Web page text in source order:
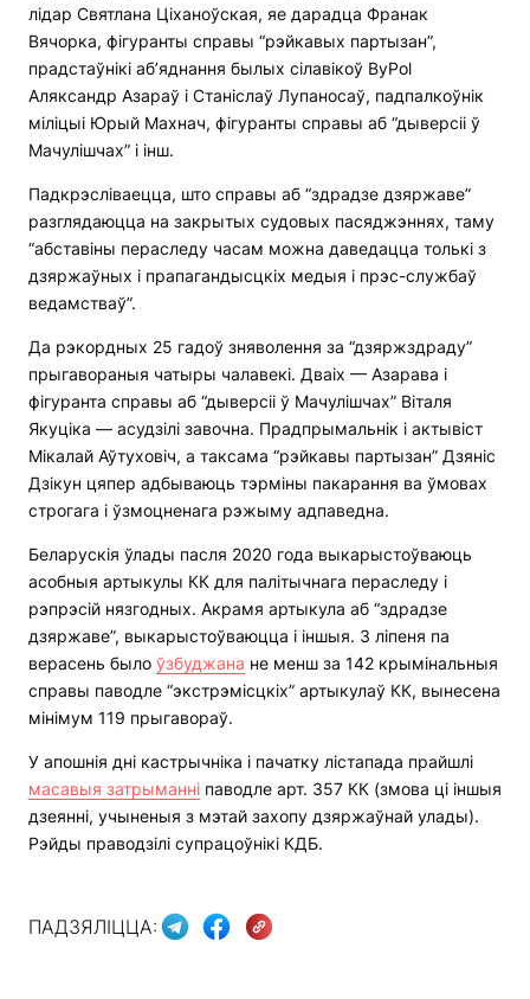
лідар Святлана Ціханоўская, яе дарадца Франак
Вячорка, фігуранты справы “рэйкавых партызан”,
прадстаўнікі аб’яднання былых сілавікоў ByPol
Аляксандр Азараў і Станіслаў Лупаносаў, падпалкоўнік
міліцыі Юрый Махнач, фігуранты справы аб “дыверсіі ў
Мачулішчах” і інш.
Падкрэсліваецца, што справы аб “здрадзе дзяржаве”
разглядаюцца на закрытых судовых пасяджэннях, таму
“абставіны пераследу часам можна даведацца толькі з
дзяржаўных і прапагандысцкіх медыя і прэс-службаў
ведамстваў”.
Да рэкордных 25 гадоў зняволення за “дзяржздраду”
прыгавораныя чатыры чалавекі. Дваіх — Азарава і
фігуранта справы аб “дыверсіі ў Мачулішчах” Віталя
Якуціка — асудзілі завочна. Прадпрымальнік і актывіст
Мікалай Аўтуховіч, а таксама “рэйкавы партызан” Дзяніс
Дзікун цяпер адбываюць тэрміны пакарання ва ўмовах
строгага і ўзмоцненага рэжыму адпаведна.
Беларускія ўлады пасля 2020 года выкарыстоўваюць
асобныя артыкулы КК для палітычнага пераследу і
рэпрэсій нязгодных. Акрамя артыкула аб “здрадзе
дзяржаве”, выкарыстоўваюцца і іншыя. З ліпеня па
верасень было ўзбуджана не менш за 142 крымінальныя
справы паводле “экстрэмісцкіх” артыкулаў КК, вынесена
мінімум 119 прыгавораў.
У апошнія дні кастрычніка і пачатку лістапада прайшлі
масавыя затрыманні паводле арт. 357 КК (змова ці іншыя
дзеянні, учыненыя з мэтай захопу дзяржаўнай улады).
Рэйды праводзілі супрацоўнікі КДБ.
ПАДЗЯЛІЦЦА: